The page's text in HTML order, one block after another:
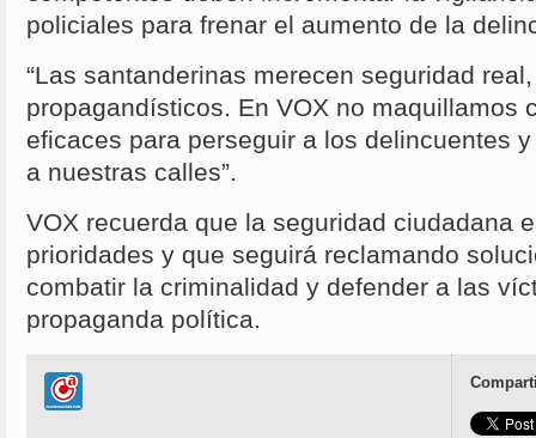
policiales para frenar el aumento de la
“Las santanderinas merecen seguridad
propagandísticos. En VOX no maquillamos
eficaces para perseguir a los delincuentes
a nuestras calles”.
VOX recuerda que la seguridad ciudadana
prioridades y que seguirá reclamando
combatir la criminalidad y defender a las
propaganda política.